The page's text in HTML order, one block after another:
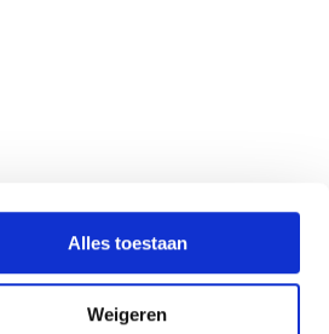
Alles toestaan
Weigeren